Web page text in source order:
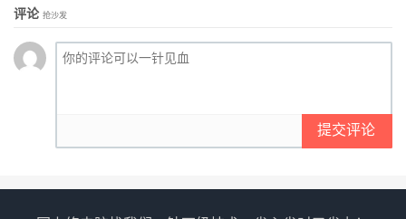
评论 抢沙发
提交评论